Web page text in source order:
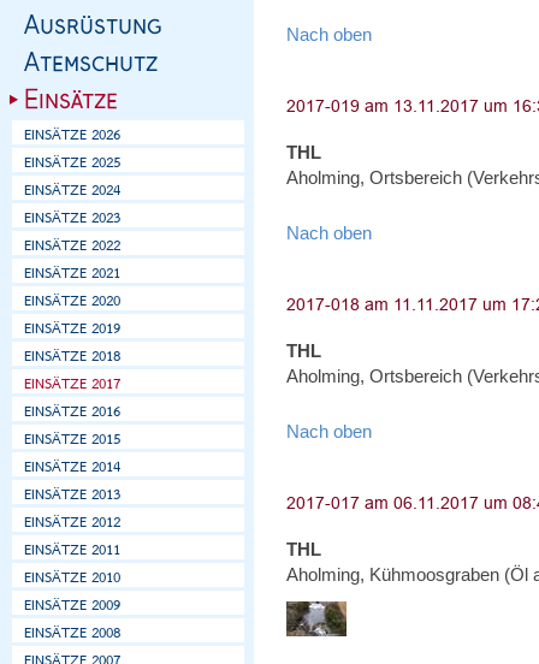
Nach oben
THL
Aholming, Ortsbereich
Nach oben
THL
Aholming, Ortsbereich
Nach oben
THL
Aholming, Kühmoosgraben (Öl